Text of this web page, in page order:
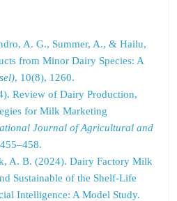
A. G., Summer, A., & Hailu,
from Minor Dairy Species: A
, 10(8), 1260.
Review of Dairy Production,
for Milk Marketing
Journal of Agricultural and
A. B. (2024). Dairy Factory Milk
Sustainable of the Shelf-Life
Intelligence: A Model Study.